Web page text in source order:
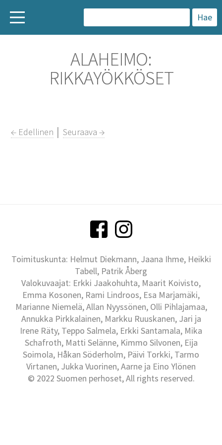
a
k
u
ALAHEIMO:
RIKKAYÖKKÖSET
← Edellinen │Seuraava →
Toimituskunta: Helmut Diekmann, Jaana Ihme, Heikki
Tabell, Patrik Åberg
Valokuvaajat: Erkki Jaakohuhta, Maarit Koivisto,
Emma Kosonen, Rami Lindroos, Esa Marjamäki,
Marianne Niemelä, Allan Nyyssönen, Olli Pihlajamaa,
Annukka Pirkkalainen, Markku Ruuskanen, Jari ja
Irene Räty, Teppo Salmela, Erkki Santamala, Mika
Schafroth, Matti Selänne, Kimmo Silvonen, Eija
Soimola, Håkan Söderholm, Päivi Torkki, Tarmo
Virtanen, Jukka Vuorinen, Aarne ja Eino Ylönen
© 2022 Suomen perhoset, All rights reserved.